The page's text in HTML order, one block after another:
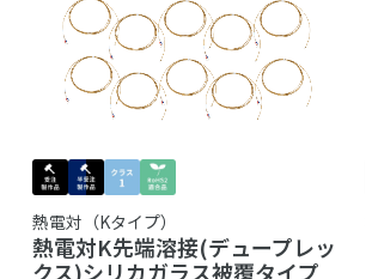
熱電対（Kタイプ）
熱電対K先端溶接(デュープレッ
クス)シリカガラス被覆タイプ